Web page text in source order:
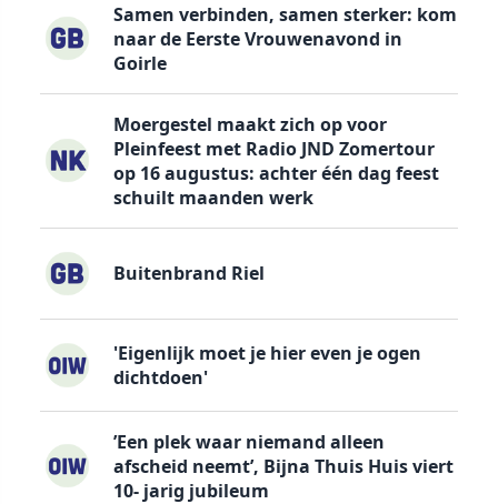
Samen verbinden, samen sterker: kom
naar de Eerste Vrouwenavond in
Goirle
Moergestel maakt zich op voor
Pleinfeest met Radio JND Zomertour
op 16 augustus: achter één dag feest
schuilt maanden werk
Buitenbrand Riel
'Eigenlijk moet je hier even je ogen
dichtdoen'
’Een plek waar niemand alleen
afscheid neemt’, Bijna Thuis Huis viert
10- jarig jubileum